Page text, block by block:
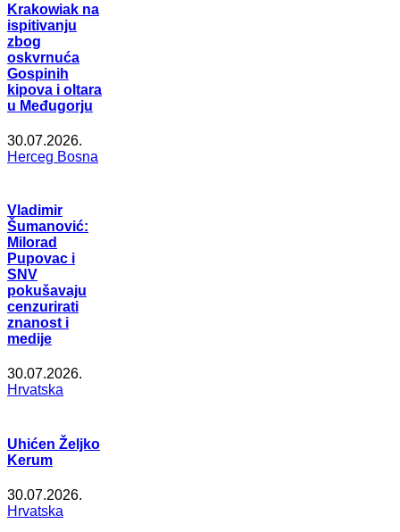
Krakowiak na
ispitivanju
zbog
oskvrnuća
Gospinih
kipova i oltara
u Međugorju
30.07.2026.
Herceg Bosna
Vladimir
Šumanović:
Milorad
Pupovac i
SNV
pokušavaju
cenzurirati
znanost i
medije
30.07.2026.
Hrvatska
Uhićen Željko
Kerum
30.07.2026.
Hrvatska